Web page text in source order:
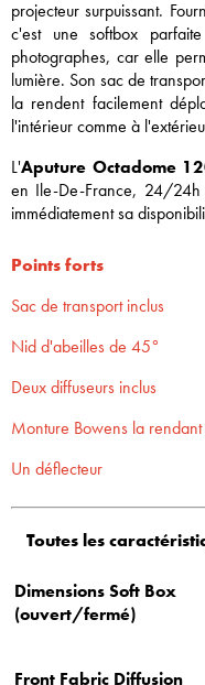
projecteur surpuissant.
c'est une softbox
photographes, car elle
lumière. Son sac de
la rendent facilement
l'intérieur comme à
L'Aputure Octadome
en Ile-De-France, 24/
immédiatement sa
Points forts
Sac de transport inclus
Nid d'abeilles de 45°
Deux diffuseurs inclus
Monture Bowens la
Un déflecteur
Toutes les
Dimensions Soft Box
(ouvert/fermé)
Front Fabric Diffusion